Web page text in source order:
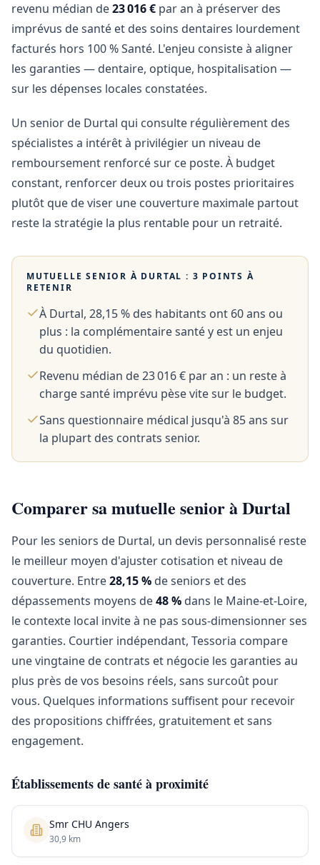
revenu médian de23 016 € par an à préserver des
imprévus de santé et des soins dentaires lourdement
facturés hors 100 % Santé. L'enjeu consiste à aligner
les garanties — dentaire, optique, hospitalisation —
sur les dépenses locales constatées.
Un senior de Durtal qui consulte régulièrement des
spécialistes a intérêt à privilégier un niveau de
remboursement renforcé sur ce poste. À budget
constant, renforcer deux ou trois postes prioritaires
plutôt que de viser une couverture maximale partout
reste la stratégie la plus rentable pour un retraité.
MUTUELLE SENIOR À DURTAL : 3 POINTS À
RETENIR
À Durtal, 28,15 % des habitants ont 60 ans ou
plus : la complémentaire santé y est un enjeu
du quotidien.
Revenu médian de 23 016 € par an : un reste à
charge santé imprévu pèse vite sur le budget.
Sans questionnaire médical jusqu'à 85 ans sur
la plupart des contrats senior.
Comparer sa mutuelle senior à Durtal
Pour les seniors de Durtal, un devis personnalisé reste
le meilleur moyen d'ajuster cotisation et niveau de
couverture. Entre28,15 % de seniors et des
dépassements moyens de48 % dans le Maine-et-Loire,
le contexte local invite à ne pas sous-dimensionner ses
garanties. Courtier indépendant, Tessoria compare
une vingtaine de contrats et négocie les garanties au
plus près de vos besoins réels, sans surcoût pour
vous. Quelques informations suffisent pour recevoir
des propositions chiffrées, gratuitement et sans
engagement.
Établissements de santé à proximité
Smr CHU Angers
30,9 km